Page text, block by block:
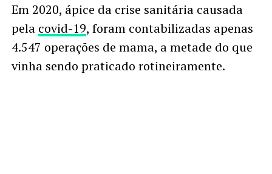
Em 2020, ápice da crise sanitária causada
pela covid-19, foram contabilizadas apenas
4.547 operações de mama, a metade do que
vinha sendo praticado rotineiramente.